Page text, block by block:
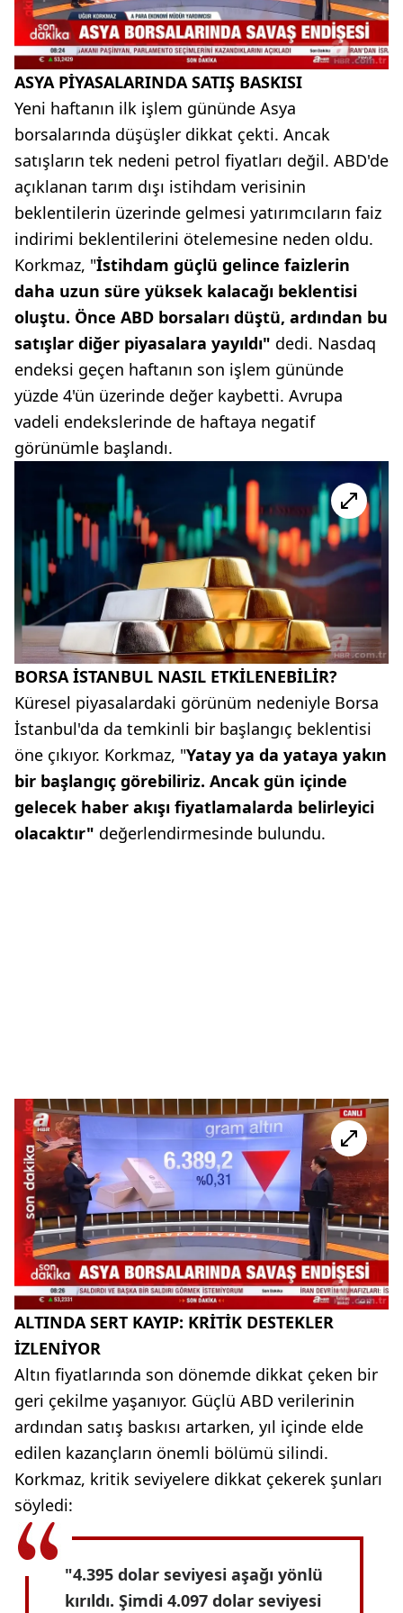
ASYA PİYASALARINDA SATIŞ BASKISI
Yeni haftanın ilk işlem gününde Asya
borsalarında düşüşler dikkat çekti. Ancak
satışların tek nedeni petrol fiyatları değil. ABD'de
açıklanan tarım dışı istihdam verisinin
beklentilerin üzerinde gelmesi yatırımcıların faiz
indirimi beklentilerini ötelemesine neden oldu.
Korkmaz, "İstihdam güçlü gelince faizlerin
daha uzun süre yüksek kalacağı beklentisi
oluştu. Önce ABD borsaları düştü, ardından bu
satışlar diğer piyasalara yayıldı" dedi. Nasdaq
endeksi geçen haftanın son işlem gününde
yüzde 4'ün üzerinde değer kaybetti. Avrupa
vadeli endekslerinde de haftaya negatif
görünümle başlandı.
BORSA İSTANBUL NASIL ETKİLENEBİLİR?
Küresel piyasalardaki görünüm nedeniyle Borsa
İstanbul'da da temkinli bir başlangıç beklentisi
öne çıkıyor. Korkmaz, "Yatay ya da yataya yakın
bir başlangıç görebiliriz. Ancak gün içinde
gelecek haber akışı fiyatlamalarda belirleyici
olacaktır" değerlendirmesinde bulundu.
ALTINDA SERT KAYIP: KRİTİK DESTEKLER
İZLENİYOR
Altın fiyatlarında son dönemde dikkat çeken bir
geri çekilme yaşanıyor. Güçlü ABD verilerinin
ardından satış baskısı artarken, yıl içinde elde
edilen kazançların önemli bölümü silindi.
Korkmaz, kritik seviyelere dikkat çekerek şunları
söyledi:
"4.395 dolar seviyesi aşağı yönlü
kırıldı. Şimdi 4.097 dolar seviyesi